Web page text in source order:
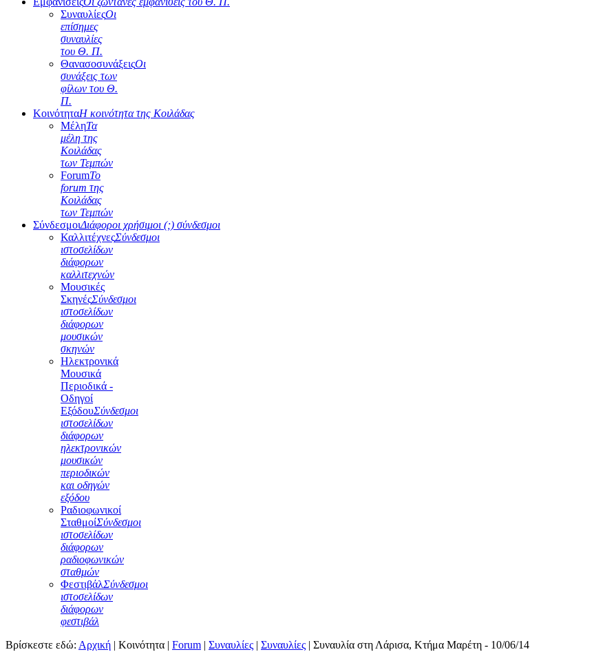
ΣυναυλίεςΟι
επίσημες
συναυλίες
του Θ. Π.
ΘανασοσυνάξειςΟι
συνάξεις των
φίλων του Θ.
Π.
ΚοινότηταΗ κοινότητα της Κοιλάδας
ΜέληΤα
μέλη της
Κοιλάδας
των Τεμπών
ForumΤο
forum της
Κοιλάδας
των Τεμπών
ΣύνδεσμοιΔιάφοροι χρήσιμοι (;) σύνδεσμοι
ΚαλλιτέχνεςΣύνδεσμοι
ιστοσελίδων
διάφορων
καλλιτεχνών
Μουσικές
ΣκηνέςΣύνδεσμοι
ιστοσελίδων
διάφορων
μουσικών
σκηνών
Ηλεκτρονικά
Μουσικά
Περιοδικά -
Οδηγοί
ΕξόδουΣύνδεσμοι
ιστοσελίδων
διάφορων
ηλεκτρονικών
μουσικών
περιοδικών
και οδηγών
εξόδου
Ραδιοφωνικοί
ΣταθμοίΣύνδεσμοι
ιστοσελίδων
διάφορων
ραδιοφωνικών
σταθμών
ΦεστιβάλΣύνδεσμοι
ιστοσελίδων
διάφορων
φεστιβάλ
Βρίσκεστε εδώ: Αρχική | Κοινότητα | Forum | Συναυλίες | Συναυλίες | Συναυλία στη Λάρισα, Κτήμα Μαρέτη - 10/06/14